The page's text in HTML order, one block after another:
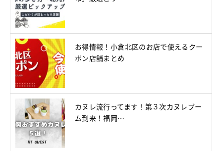
お得情報！小倉北区のお店で使えるクー
ポン店舗まとめ
カヌレ流行ってます！第３次カヌレブー
ム到来！福岡…